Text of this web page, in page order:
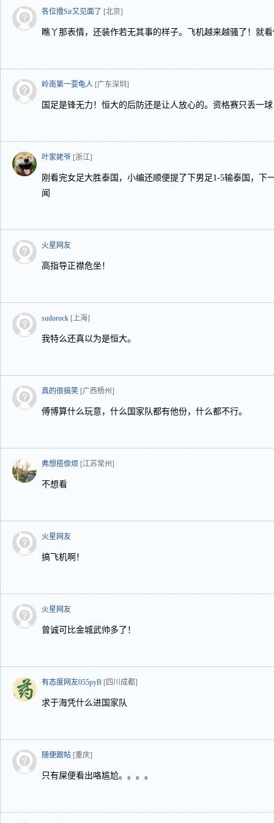
各位撸Sir又见面了 [北京]
瞧丫那表情，还装作若无其事的样子。飞机越来越骚了！就
岭南第一耍龟人 [广东深圳]
国足是锋无力！恒大的后防还是让人放心的。资格赛只丢一
叶家姥爷 [浙江]
刚看完女足大胜泰国，小编还顺便提了下男足1-5输泰国，下
闻
火星网友
高指导正襟危坐！
sudorock [上海]
我特么还真以为是恒大。
真的很搞笑 [广西梧州]
傅博算什么玩意，什么国家队都有他份，什么都不行。
弗想搭倷烦 [江苏常州]
不想看
火星网友
搞飞机啊！
火星网友
曾诚可比金城武帅多了！
有态度网友055pyB [四川成都]
求于海凭什么进国家队
随便跟帖 [重庆]
只有屎便看出咯尴尬。。。。